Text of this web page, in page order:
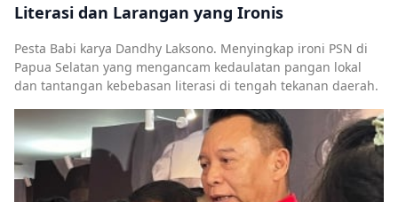
Literasi dan Larangan yang Ironis
Pesta Babi karya Dandhy Laksono. Menyingkap ironi PSN di
Papua Selatan yang mengancam kedaulatan pangan lokal
dan tantangan kebebasan literasi di tengah tekanan daerah.